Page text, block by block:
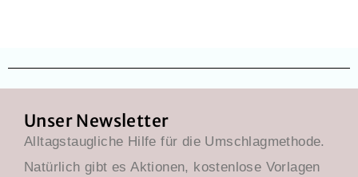
Unser Newsletter
Alltagstaugliche Hilfe für die Umschlagmethode.
Natürlich gibt es Aktionen, kostenlose Vorlagen